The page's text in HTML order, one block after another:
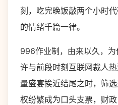
刻，吃完晚饭敲两个小时
的情绪千篇一律。
996作业制，由来以久，
许与前段时刻互联网裁人
量盛宴挨近结尾之时，筛
权纷繁成为口头支票，财